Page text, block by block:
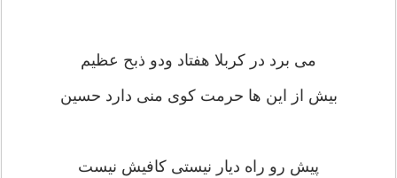
می برد در کربلا هفتاد ودو ذبح عظیم
بیش از این ها حرمت کوی منی دارد حسین
پیش رو راه دیار نیستی کافیش نیست